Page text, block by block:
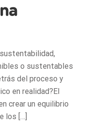
o sustentables
del proceso y
en realidad?El
crear un equilibrio
los […]